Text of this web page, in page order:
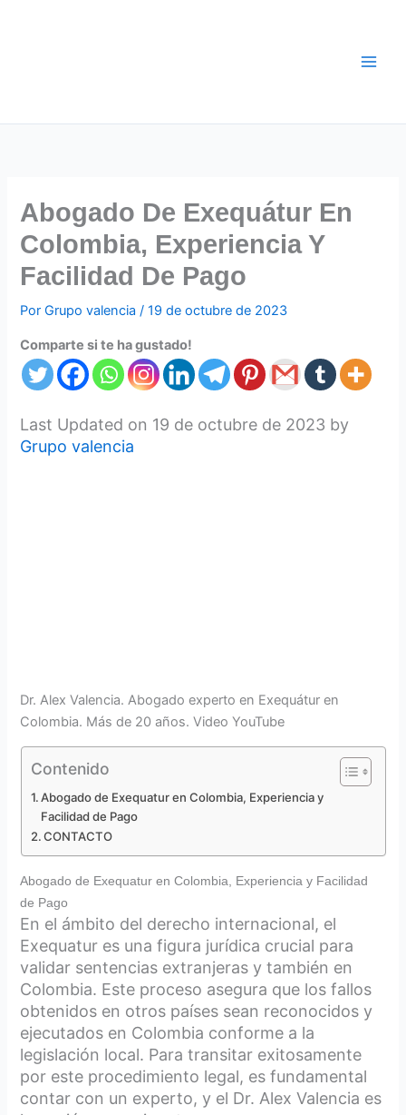
Abogado De Exequátur En
Colombia, Experiencia Y
Facilidad De Pago
PorGrupo valencia/19 de octubre de 2023
Comparte si te ha gustado!
Last Updated on 19 de octubre de 2023 by
Grupo valencia
Dr. Alex Valencia. Abogado experto en Exequátur en
Colombia. Más de 20 años. Video YouTube
Contenido
Abogado de Exequatur en Colombia, Experiencia y
Facilidad de Pago
CONTACTO
Abogado de Exequatur en Colombia, Experiencia y Facilidad
de Pago
En el ámbito del derecho internacional, el
Exequatur es una figura jurídica crucial para
validar sentencias extranjeras y también en
Colombia. Este proceso asegura que los fallos
obtenidos en otros países sean reconocidos y
ejecutados en Colombia conforme a la
legislación local. Para transitar exitosamente
por este procedimiento legal, es fundamental
contar con un experto, y el Dr. Alex Valencia es